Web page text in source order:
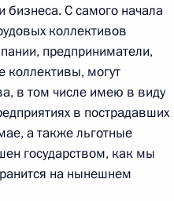
С самого начала
коллективов
предприниматели,
коллективы, могут
в том числе имею в виду
в пострадавших
а также льготные
государством, как мы
на нынешнем